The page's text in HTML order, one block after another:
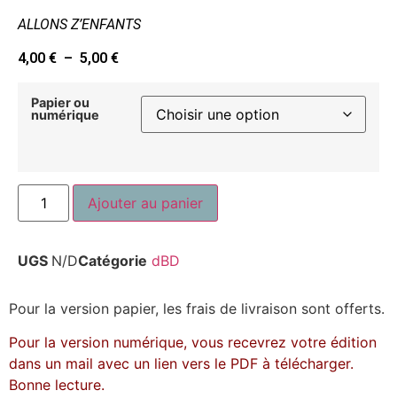
ALLONS Z’ENFANTS
4,00 € – 5,00 €
Papier ou
numérique
Ajouter au panier
UGS N/DCatégorie dBD
Pour la version papier, les frais de livraison sont offerts.
Pour la version numérique, vous recevrez votre édition
dans un mail avec un lien vers le PDF à télécharger.
Bonne lecture.